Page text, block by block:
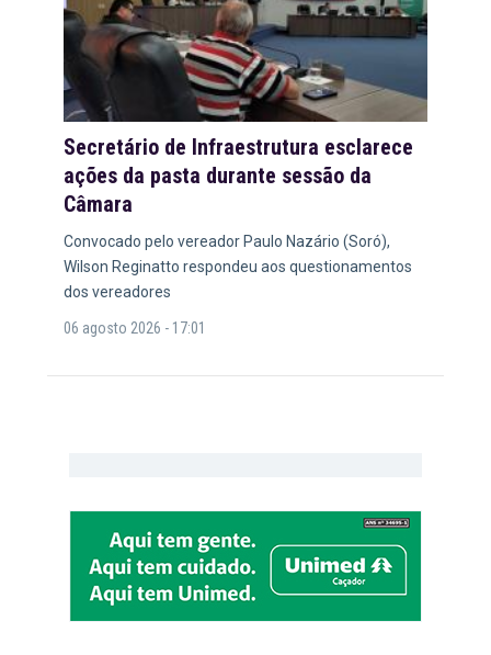
Secretário de Infraestrutura esclarece
ações da pasta durante sessão da
Câmara
Convocado pelo vereador Paulo Nazário (Soró),
Wilson Reginatto respondeu aos questionamentos
dos vereadores
06 agosto 2026 - 17:01